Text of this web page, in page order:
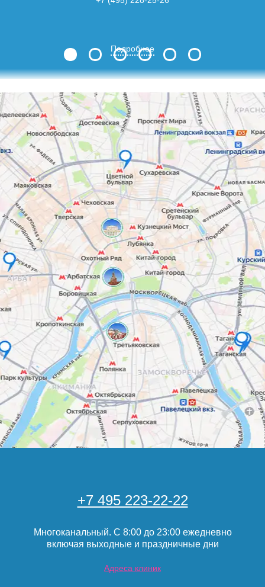
Подробнее
+7 495 223-22-22
Многоканальный. С 8:00 до 23:00 ежедневно
включая выходные и праздничные дни
Адреса клиник